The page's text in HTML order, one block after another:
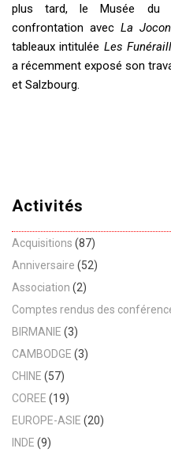
plus tard, le Musée du
confrontation avec La
tableaux intitulée Les
a récemment exposé son
et Salzbourg.
Activités
Acquisitions (87)
Anniversaire (52)
Association (2)
Comptes rendus des
BIRMANIE (3)
CAMBODGE (3)
CHINE (57)
COREE (19)
EUROPE-ASIE (20)
INDE (9)